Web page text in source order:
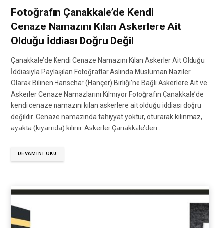
Fotoğrafın Çanakkale’de Kendi
Cenaze Namazını Kılan Askerlere Ait
Olduğu İddiası Doğru Değil
Çanakkale’de Kendi Cenaze Namazını Kılan Askerler Ait Olduğu
İddiasıyla Paylaşılan Fotoğraflar Aslında Müslüman Naziler
Olarak Bilinen Hanschar (Hançer) Birliği’ne Bağlı Askerlere Ait ve
Askerler Cenaze Namazlarını Kılmıyor Fotoğrafın Çanakkale’de
kendi cenaze namazını kılan askerlere ait olduğu iddiası doğru
değildir. Cenaze namazında tahiyyat yoktur, oturarak kılınmaz,
ayakta (kıyamda) kılınır. Askerler Çanakkale’den…
DEVAMINI OKU